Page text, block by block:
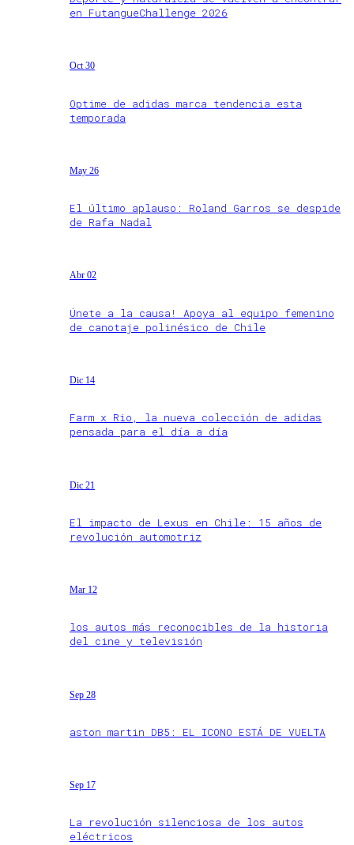
en FutangueChallenge 2026
Oct 30
Optime de adidas marca tendencia esta
temporada
May 26
El último aplauso: Roland Garros se despide
de Rafa Nadal
Abr 02
Únete a la causa! Apoya al equipo femenino
de canotaje polinésico de Chile
Dic 14
Farm x Rio, la nueva colección de adidas
pensada para el día a día
Dic 21
El impacto de Lexus en Chile: 15 años de
revolución automotriz
Mar 12
los autos más reconocibles de la historia
del cine y televisión
Sep 28
aston martin DB5: EL ICONO ESTÁ DE VUELTA
Sep 17
La revolución silenciosa de los autos
eléctricos